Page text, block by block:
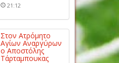
21:12
Στον Ατρόμητο
Αγίων Αναργύρων
ο Αποστόλης
Τάρταμπουκας